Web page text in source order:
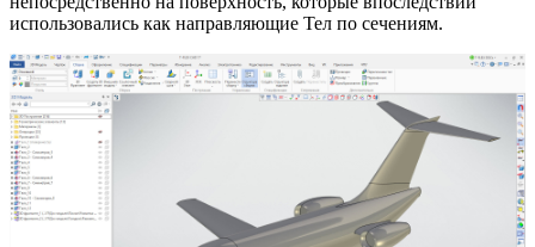
использовались как направляющие Тел по сечениям.